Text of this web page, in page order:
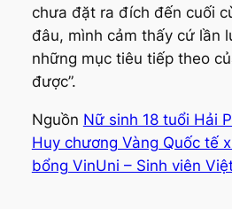
chưa đặt ra đích đến cuối
đâu, mình cảm thấy cứ lần
những mục tiêu tiếp theo
được”.
Nguồn Nữ sinh 18 tuổi Hải
Huy chương Vàng Quốc tế
bổng VinUni – Sinh viên